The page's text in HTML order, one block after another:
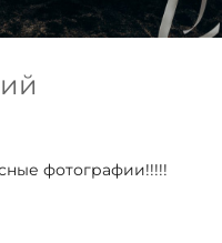
фотографии!!!!!